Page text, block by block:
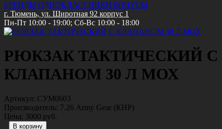
БРЕНДЫ ОДНОКЛАССНИКИ БОНУСЫ
г. Тюмень, ул. Широтная 92 корпус 1
Пн-Пт 10:00 - 19:00; Сб-Вс 10:00 - 18:00
РЮКЗАК ТАКТИЧЕСКИЙ С
КЛАПАНОМ 30 Л МОХ
Артикул: СУМ0603
Производитель: 7.26 Army Gear (КНР)
Цена: 3000 руб.